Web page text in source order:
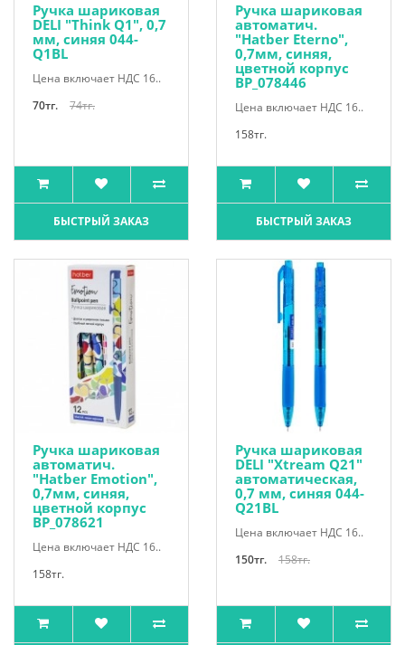
Ручка шариковая
DELI "Think Q1", 0,7
мм, синяя 044-
Q1BL
Цена включает НДС 16..
70тг.
74тг.
БЫСТРЫЙ ЗАКАЗ
Ручка шариковая
автоматич.
"Hatber Eterno",
0,7мм, синяя,
цветной корпус
BP_078446
Цена включает НДС 16..
158тг.
БЫСТРЫЙ ЗАКАЗ
Ручка шариковая
автоматич.
"Hatber Emotion",
0,7мм, синяя,
цветной корпус
BP_078621
Цена включает НДС 16..
158тг.
Ручка шариковая
DELI "Xtream Q21"
автоматическая,
0,7 мм, синяя 044-
Q21BL
Цена включает НДС 16..
150тг.
158тг.